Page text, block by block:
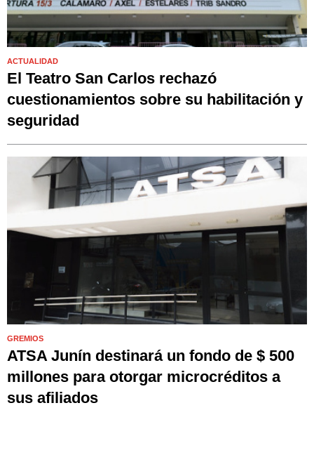
ACTUALIDAD
El Teatro San Carlos rechazó
cuestionamientos sobre su habilitación y
seguridad
GREMIOS
ATSA Junín destinará un fondo de $ 500
millones para otorgar microcréditos a
sus afiliados